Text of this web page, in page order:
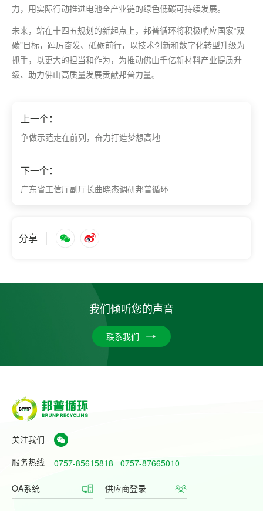
力，用实际行动推进电池全产业链的绿色低碳可持续发展。
未来，站在十四五规划的新起点上，邦普循环将积极响应国家“双
碳”目标，踔厉奋发、砥砺前行，以技术创新和数字化转型升级为
抓手，以更大的担当和作为，为推动佛山千亿新材料产业提质升
级、助力佛山高质量发展贡献邦普力量。
上一个：
争做示范走在前列，奋力打造梦想高地
下一个：
广东省工信厅副厅长曲晓杰调研邦普循环
分享
我们倾听您的声音
联系我们
关注我们
服务热线
0757-85615818 0757-87665010
OA系统 供应商登录